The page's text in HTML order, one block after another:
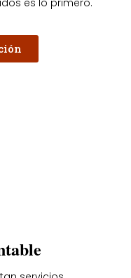
es lo primero.